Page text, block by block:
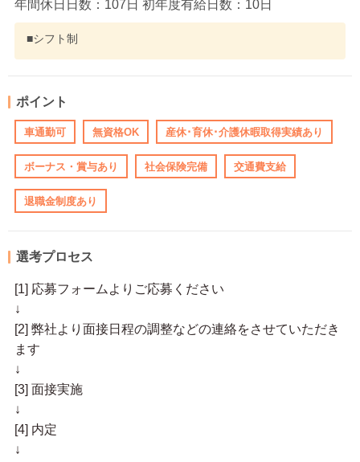
年間休日日数：107日 初年度有給日数：10日
■シフト制
ポイント
車通勤可 無資格OK 産休･育休･介護休暇取得実績あり
ボーナス・賞与あり 社会保険完備 交通費支給
退職金制度あり
選考プロセス
[1] 応募フォームよりご応募ください
↓
[2] 弊社より面接日程の調整などの連絡をさせていただき
ます
↓
[3] 面接実施
↓
[4] 内定
↓